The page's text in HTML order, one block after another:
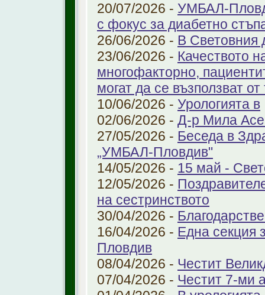
20/07/2026 - УМБАЛ-
с фокус за диабетно
26/06/2026 - В Световния
23/06/2026 - Качеството
многофакторно,
могат да се възползват от
10/06/2026 - Урологията в
02/06/2026 - Д-р Мила
27/05/2026 - Беседа в
„УМБАЛ-Пловдив"
14/05/2026 - 15 май -
12/05/2026 -
на сестринството
30/04/2026 -
16/04/2026 - Една секция
Пловдив
08/04/2026 - Честит
07/04/2026 - Честит 7-ми